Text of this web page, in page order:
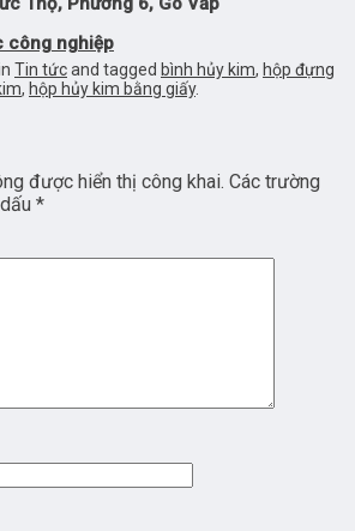
công nghiệp
Tin tứcand tagged bình hủy kim, hộp đựng
, hộp hủy kim bằng giấy.
được hiển thị công khai. Các trường
*